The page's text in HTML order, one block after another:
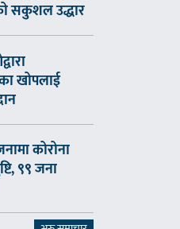
सकुशल उद्धार
खोपलाई
कोरोना
९९ जना